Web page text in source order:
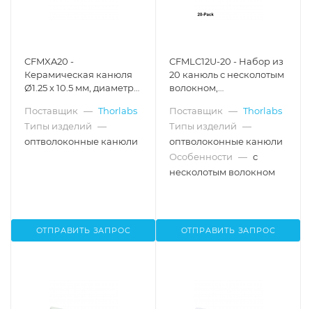
CFMXA20 -
Керамическая канюля
Ø1.25 x 10.5 мм, диаметр
Ø200 мкм, 0.22 NA,
длина волокна: 20 мм,
Thorlabs
Поставщик — Thorlabs
Типы изделий —
оптволоконные канюли
ОТПРАВИТЬ ЗАПРОС
CFMLC12U-20 - Набор из
20 канюль с несколотым
волокном,
наконечник Ø1.25 мм,
диаметр сердцевины
Ø200 мкм, числовая
апертура 0.39
Поставщик — Thorlabs
Типы изделий —
оптволоконные канюли
Особенности — с
несколотым волокном
ОТПРАВИТЬ ЗАПРОС